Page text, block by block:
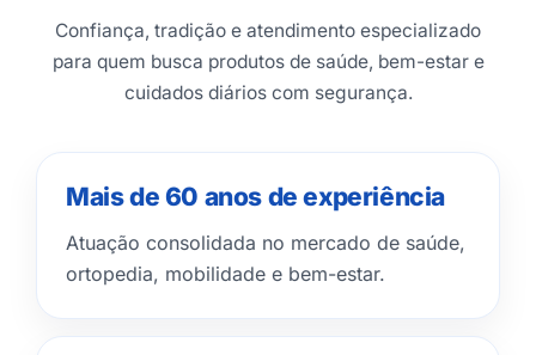
Confiança, tradição e atendimento especializado
para quem busca produtos de saúde, bem-estar e
cuidados diários com segurança.
Mais de 60 anos de experiência
Atuação consolidada no mercado de saúde,
ortopedia, mobilidade e bem-estar.